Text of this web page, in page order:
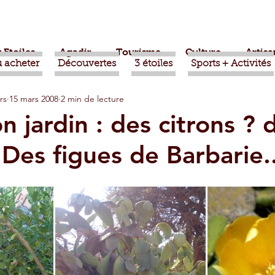
acheter Découvertes 3 étoiles Sports + Activités
Etoiles Agadir Tourisme Culture
Politique Taroudant
Mohammed VI Economie Déconseillé
Aziz Akhannouch Sport Essaouira
Taghazout Tafraout
jardin : des citrons ?
figues de
15 mars 2008 2 min de lecture